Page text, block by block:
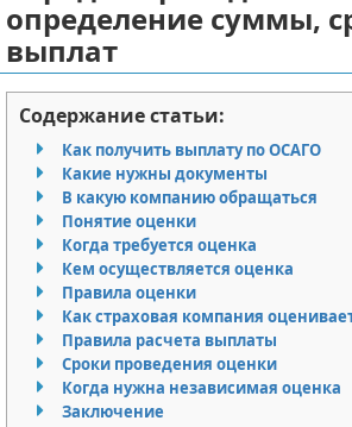
Миграционное право
Административное право
Пенсия, пособия и льготы
Семейное право
Льготы и компенсации
Наследство и завещания
Медицинское право
Уголовное право
Отказ от ответственности
определение суммы,
выплат
Содержание статьи:
Как получить выплату по ОСАГО
Какие нужны документы
В какую компанию обращаться
Понятие оценки
Когда требуется оценка
Кем осуществляется оценка
Правила оценки
Как страховая компания
Правила расчета выплаты
Сроки проведения оценки
Когда нужна независимая оценка
Заключение